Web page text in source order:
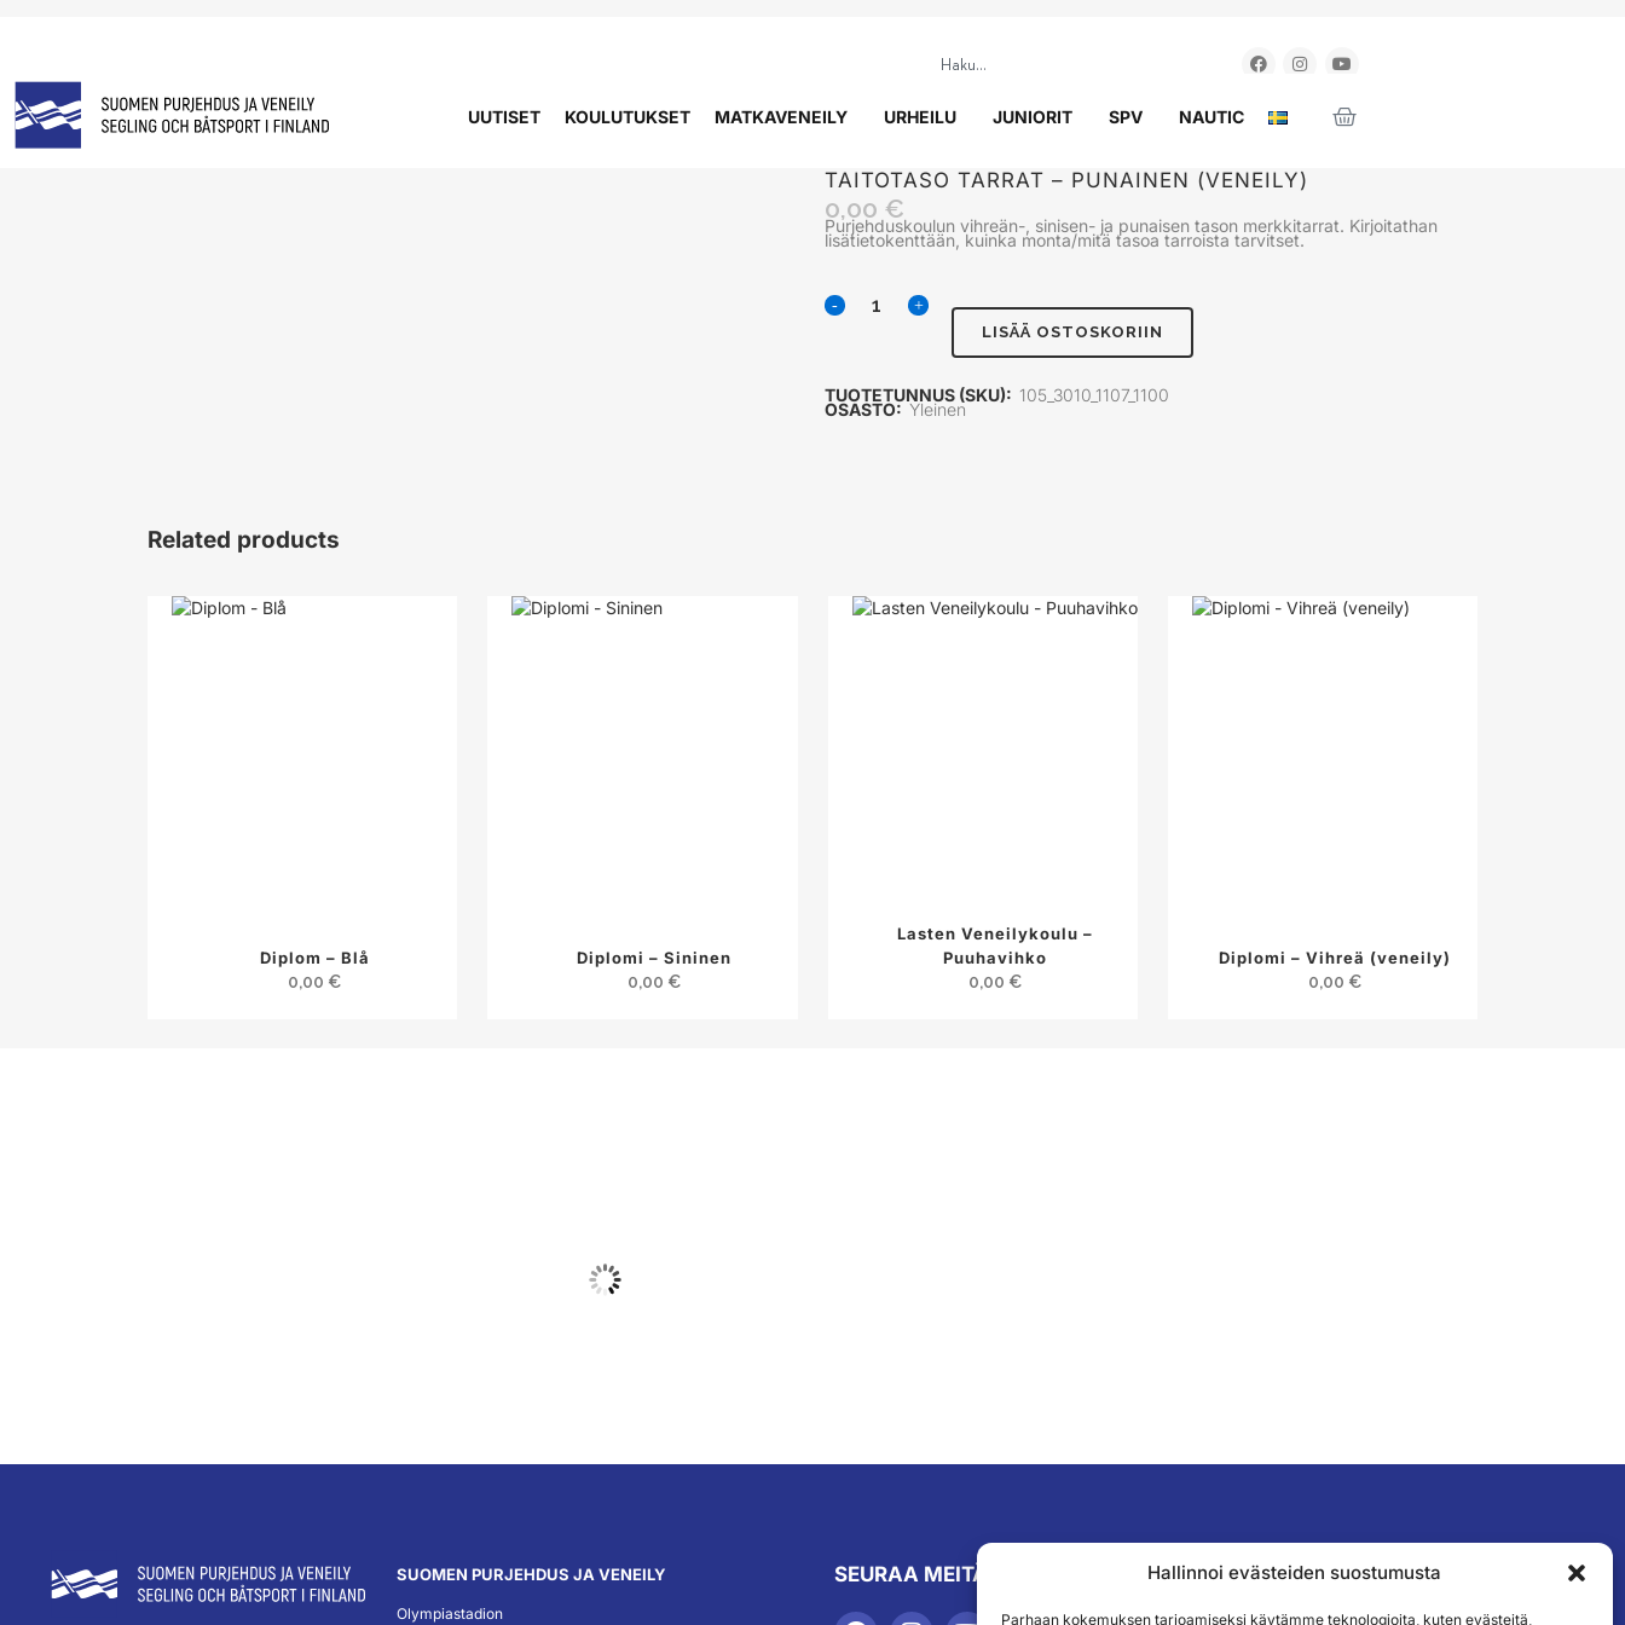
Hallinnoi evästeiden suostumusta
Parhaan kokemuksen tarjoamiseksi käytämme teknologioita, kuten evästeitä,
UUTISET KOULUTUKSET MATKAVENEILY URHEILU JUNIORIT SPV NAUTIC
TAITOTASO TARRAT – PUNAINEN (VENEILY)
0,00 €
Purjehduskoulun vihreän-, sinisen- ja punaisen tason merkkitarrat. Kirjoitathan
lisätietokenttään, kuinka monta/mitä tasoa tarroista tarvitset.
LISÄÄ OSTOSKORIIN
TUOTETUNNUS (SKU): 105_3010_1107_1100
OSASTO: Yleinen
Related products
Diplom – Blå
0,00 €
Diplomi – Sininen
0,00 €
Lasten Veneilykoulu –
Puuhavihko
0,00 €
Diplomi – Vihreä (veneily)
0,00 €
SUOMEN PURJEHDUS JA VENEILY
Olympiastadion
SEURAA MEITÄ TILAA UUTISKIRJEEMME